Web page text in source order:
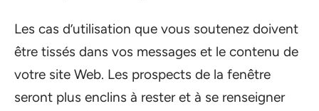
Les cas d’utilisation que vous soutenez doivent
être tissés dans vos messages et le contenu de
votre site Web. Les prospects de la fenêtre
seront plus enclins à rester et à se renseigner